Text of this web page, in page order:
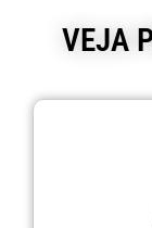
VEJA